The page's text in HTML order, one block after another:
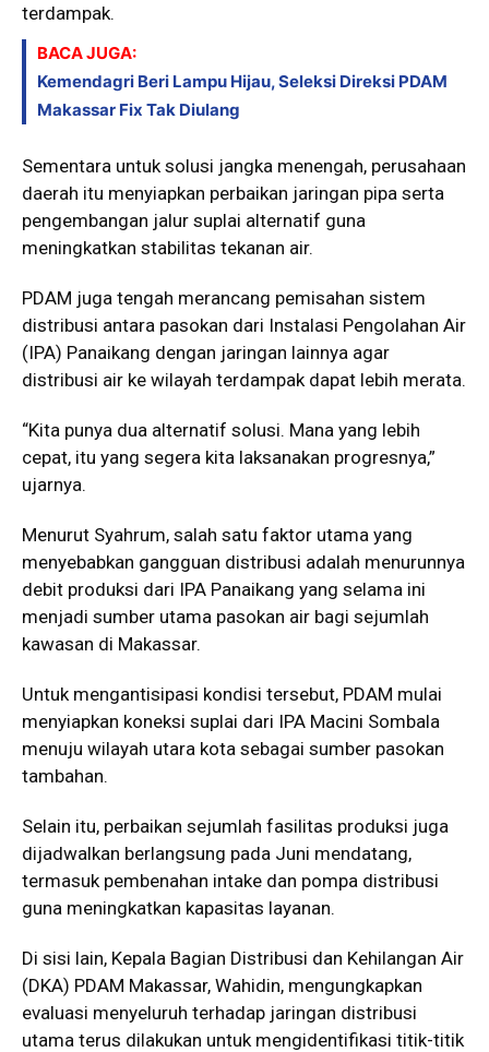
terdampak.
BACA JUGA:
Kemendagri Beri Lampu Hijau, Seleksi Direksi PDAM
Makassar Fix Tak Diulang
Sementara untuk solusi jangka menengah, perusahaan
daerah itu menyiapkan perbaikan jaringan pipa serta
pengembangan jalur suplai alternatif guna
meningkatkan stabilitas tekanan air.
PDAM juga tengah merancang pemisahan sistem
distribusi antara pasokan dari Instalasi Pengolahan Air
(IPA) Panaikang dengan jaringan lainnya agar
distribusi air ke wilayah terdampak dapat lebih merata.
“Kita punya dua alternatif solusi. Mana yang lebih
cepat, itu yang segera kita laksanakan progresnya,”
ujarnya.
Menurut Syahrum, salah satu faktor utama yang
menyebabkan gangguan distribusi adalah menurunnya
debit produksi dari IPA Panaikang yang selama ini
menjadi sumber utama pasokan air bagi sejumlah
kawasan di Makassar.
Untuk mengantisipasi kondisi tersebut, PDAM mulai
menyiapkan koneksi suplai dari IPA Macini Sombala
menuju wilayah utara kota sebagai sumber pasokan
tambahan.
Selain itu, perbaikan sejumlah fasilitas produksi juga
dijadwalkan berlangsung pada Juni mendatang,
termasuk pembenahan intake dan pompa distribusi
guna meningkatkan kapasitas layanan.
Di sisi lain, Kepala Bagian Distribusi dan Kehilangan Air
(DKA) PDAM Makassar, Wahidin, mengungkapkan
evaluasi menyeluruh terhadap jaringan distribusi
utama terus dilakukan untuk mengidentifikasi titik-titik